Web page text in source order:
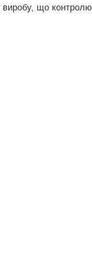
що